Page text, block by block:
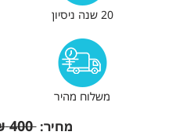
20 שנה ניסיון
משלוח מהיר
מחיר: 400